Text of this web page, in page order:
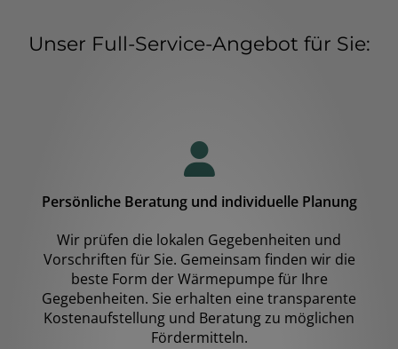
Unser Full-Service-Angebot für Sie:
Persönliche Beratung und individuelle Planung
Wir prüfen die lokalen Gegebenheiten und
Vorschriften für Sie. Gemeinsam finden wir die
beste Form der Wärmepumpe für Ihre
Gegebenheiten. Sie erhalten eine transparente
Kostenaufstellung und Beratung zu möglichen
Fördermitteln.